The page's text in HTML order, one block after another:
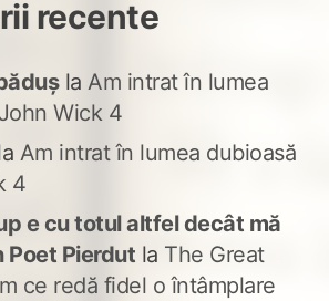
recente
la Am intrat în lumea
Wick 4
Am intrat în lumea dubioasă
4
e cu totul altfel decât mă
Poet Pierdut la The Great
ce redă fidel o întâmplare